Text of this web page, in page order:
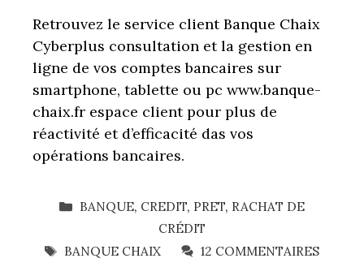
Retrouvez le service client Banque Chaix
Cyberplus consultation et la gestion en
ligne de vos comptes bancaires sur
smartphone, tablette ou pc www.banque-
chaix.fr espace client pour plus de
réactivité et d’efficacité das vos
opérations bancaires.
CATÉGORIES
BANQUE, CREDIT, PRET, RACHAT DE
CRÉDIT
ÉTIQUETTES
BANQUE CHAIX 12 COMMENTAIRES